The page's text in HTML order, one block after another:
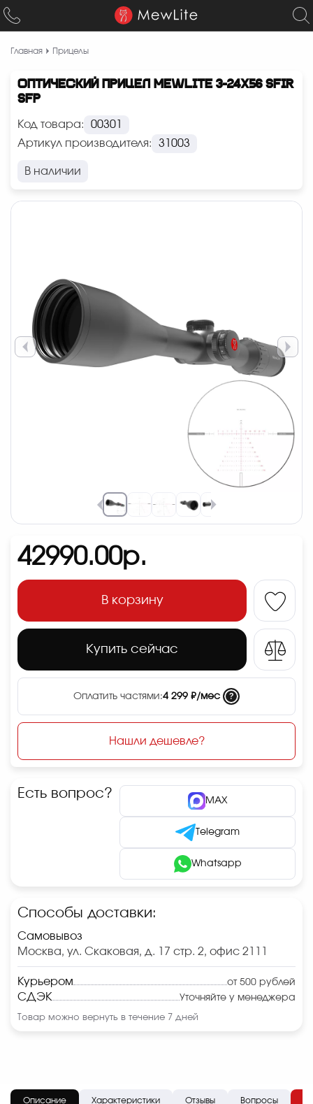
Главная Прицелы
ОПТИЧЕСКИЙ ПРИЦЕЛ MEWLITE 3-24X56 SFIR
SFP
Код товара:
00301
Артикул производителя:
31003
В наличии
42990.00р.
В корзину
Купить сейчас
Оплатить частями:4 299 ₽/мес ?
Нашли дешевле?
Есть вопрос? MAX
Telegram
Whatsapp
Способы доставки:
Самовывоз
Москва, ул. Скаковая, д. 17 стр. 2, офис 2111
Курьером от 500 рублей
СДЭК Уточняйте у менеджера
Товар можно вернуть в течение 7 дней
Описание Характеристики Отзывы Вопросы